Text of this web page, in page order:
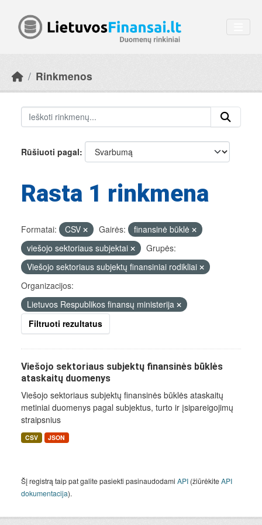
Rinkmenos
Rūšiuoti pagal
Rasta 1 rinkmena
Formatai: CSV Gairės:
finansinė būklė
viešojo sektoriaus subjektai
Grupės:
Viešojo sektoriaus subjektų finansiniai rodikliai
Organizacijos:
Lietuvos Respublikos finansų ministerija
Filtruoti rezultatus
Viešojo sektoriaus subjektų finansinės būklės
ataskaitų duomenys
Viešojo sektoriaus subjektų finansinės būklės ataskaitų
metiniai duomenys pagal subjektus, turto ir įsipareigojimų
straipsnius
CSV JSON
Šį registrą taip pat galite pasiekti pasinaudodami API (žiūrėkiteAPI
dokumentacija).